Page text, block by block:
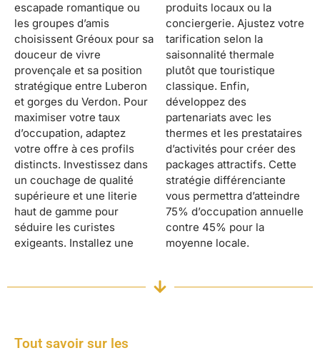
escapade romantique ou
les groupes d’amis
choisissent Gréoux pour sa
douceur de vivre
provençale et sa position
stratégique entre Luberon
et gorges du Verdon. Pour
maximiser votre taux
d’occupation, adaptez
votre offre à ces profils
distincts. Investissez dans
un couchage de qualité
supérieure et une literie
haut de gamme pour
séduire les curistes
exigeants. Installez une
produits locaux ou la
conciergerie. Ajustez votre
tarification selon la
saisonnalité thermale
plutôt que touristique
classique. Enfin,
développez des
partenariats avec les
thermes et les prestataires
d’activités pour créer des
packages attractifs. Cette
stratégie différenciante
vous permettra d’atteindre
75% d’occupation annuelle
contre 45% pour la
moyenne locale.
Tout savoir sur les